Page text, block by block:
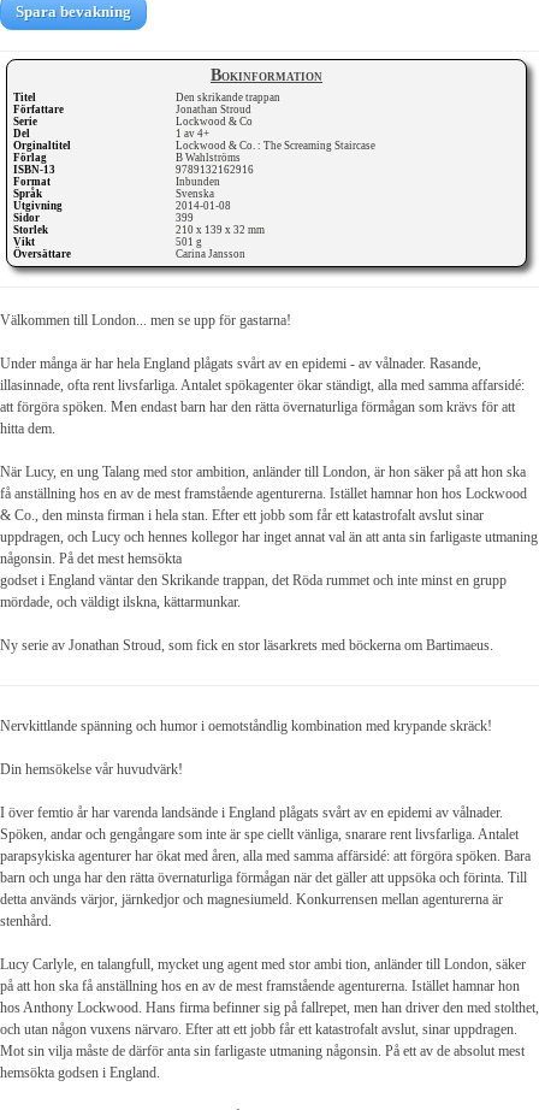
Bokinformation
Titel
Den skrikande trappan
Författare
Jonathan Stroud
Serie
Lockwood & Co
Del
1 av 4+
Orginaltitel
Lockwood & Co. : The Screaming Staircase
Förlag
B Wahlströms
ISBN-13
9789132162916
Format
Inbunden
Språk
Svenska
Utgivning
2014-01-08
Sidor
399
Storlek
210 x 139 x 32 mm
Vikt
501 g
Översättare
Carina Jansson
Spara bevakning
Välkommen till London... men se upp för gastarna!
Under många är har hela England plågats svårt av en epidemi - av vålnader. Rasande,
illasinnade, ofta rent livsfarliga. Antalet spökagenter ökar ständigt, alla med samma affarsidé:
att förgöra spöken. Men endast barn har den rätta övernaturliga förmågan som krävs för att
hitta dem.
När Lucy, en ung Talang med stor ambition, anländer till London, är hon säker på att hon ska
få anställning hos en av de mest framstående agenturerna. Istället hamnar hon hos Lockwood
& Co., den minsta firman i hela stan. Efter ett jobb som får ett katastrofalt avslut sinar
uppdragen, och Lucy och hennes kollegor har inget annat val än att anta sin farligaste utmaning
någonsin. På det mest hemsökta
godset i England väntar den Skrikande trappan, det Röda rummet och inte minst en grupp
mördade, och väldigt ilskna, kättarmunkar.
Ny serie av Jonathan Stroud, som fick en stor läsarkrets med böckerna om Bartimaeus.
Nervkittlande spänning och humor i oemotståndlig kombination med krypande skräck!
Din hemsökelse vår huvudvärk!
I över femtio år har varenda landsände i England plågats svårt av en epidemi av vålnader.
Spöken, andar och gengångare som inte är spe ciellt vänliga, snarare rent livsfarliga. Antalet
parapsykiska agenturer har ökat med åren, alla med samma affärsidé: att förgöra spöken. Bara
barn och unga har den rätta övernaturliga förmågan när det gäller att uppsöka och förinta. Till
detta används värjor, järnkedjor och magnesiumeld. Konkurrensen mellan agenturerna är
stenhård.
Lucy Carlyle, en talangfull, mycket ung agent med stor ambi tion, anländer till London, säker
på att hon ska få anställning hos en av de mest framstående agenturerna. Istället hamnar hon
hos Anthony Lockwood. Hans firma befinner sig på fallrepet, men han driver den med stolthet,
och utan någon vuxens närvaro. Efter att ett jobb får ett katastrofalt avslut, sinar uppdragen.
Mot sin vilja måste de därför anta sin farligaste utmaning någonsin. På ett av de absolut mest
hemsökta godsen i England.